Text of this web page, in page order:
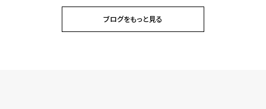
ブログをもっと見る